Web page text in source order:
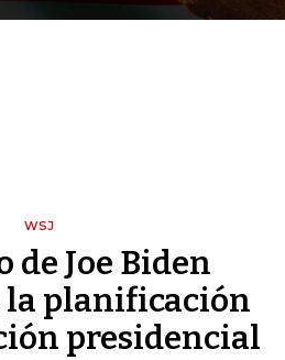
WSJ
de Joe Biden
la planificación
presidencial